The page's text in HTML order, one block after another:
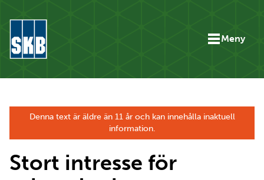
Meny
Denna text är äldre än 11 år och kan innehålla inaktuell
information.
Stort intresse för